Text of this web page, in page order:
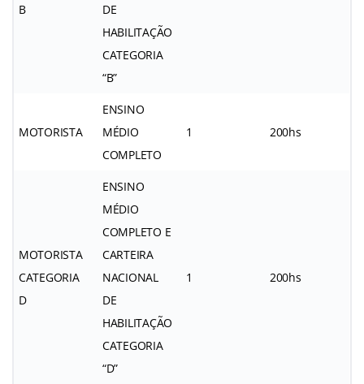
B
DE
HABILITAÇÃO
CATEGORIA
“B”
MOTORISTA
ENSINO
MÉDIO
COMPLETO
1 200hs
MOTORISTA
CATEGORIA
D
ENSINO
MÉDIO
COMPLETO E
CARTEIRA
NACIONAL
DE
HABILITAÇÃO
CATEGORIA
“D”
1 200hs